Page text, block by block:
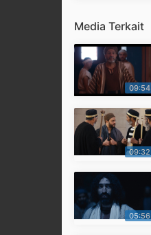
Media Terkait
09:54
09:32
05:56